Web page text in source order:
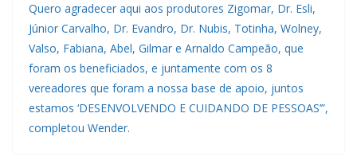
Quero agradecer aqui aos produtores Zigomar, Dr. Esli,
Júnior Carvalho, Dr. Evandro, Dr. Nubis, Totinha, Wolney,
Valso, Fabiana, Abel, Gilmar e Arnaldo Campeão, que
foram os beneficiados, e juntamente com os 8
vereadores que foram a nossa base de apoio, juntos
estamos ‘DESENVOLVENDO E CUIDANDO DE PESSOAS’”,
completou Wender.